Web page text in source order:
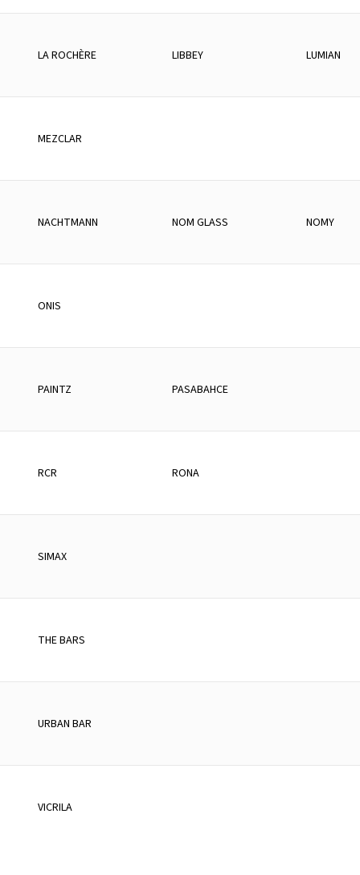
LA ROCHÈRE LIBBEY LUMIAN
MEZCLAR
NACHTMANN NOM GLASS NOMY
ONIS
PAINTZ PASABAHCE
RCR RONA
SIMAX
THE BARS
URBAN BAR
VICRILA